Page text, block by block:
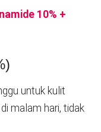
10% +
untuk kulit
malam hari, tidak